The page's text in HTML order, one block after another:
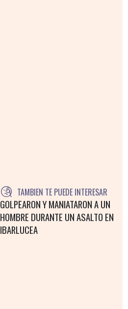
TAMBIEN TE PUEDE INTERESAR
GOLPEARON Y MANIATARON A UN
HOMBRE DURANTE UN ASALTO EN
IBARLUCEA